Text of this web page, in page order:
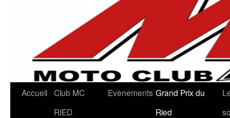
Accueil Club MC
RIED
Evènements Grand Prix du
Ried